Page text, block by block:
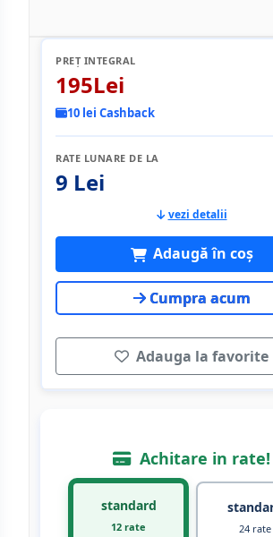
PREȚ INTEGRAL
195Lei
10 lei Cashback
RATE LUNARE DE LA
9 Lei
vezi detalii
Adaugă în coș
Cumpra acum
Adauga la favorite
Achitare in rate!
standard
12 rate 24 rate